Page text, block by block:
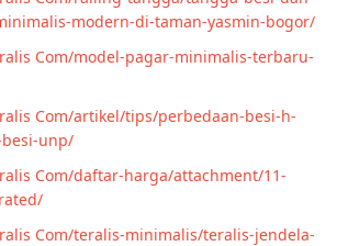
modern-di-taman-yasmin-bogor/
Com/model-pagar-minimalis-terbaru-
Com/artikel/tips/perbedaan-besi-h-
unp/
Com/daftar-harga/attachment/11-
Com/teralis-minimalis/teralis-jendela-